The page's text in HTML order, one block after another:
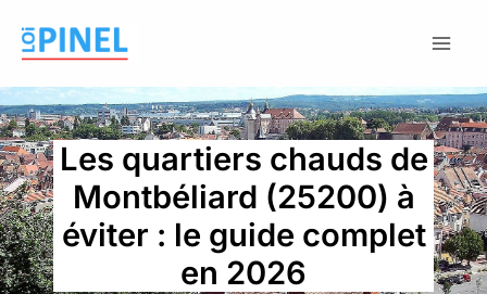
Les quartiers chauds de
Montbéliard (25200) à
éviter : le guide complet
en 2026